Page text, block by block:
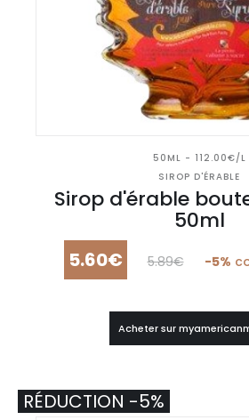
50ML - 112.00€/L
SIROP D'ÉRABLE
Sirop d'érable
50ml
5.60€ 5.89€ -5%
Acheter sur
RÉDUCTION -5%